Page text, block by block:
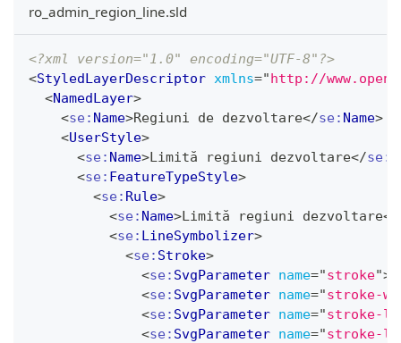
ro_admin_region_line.sld
<?xml version="1.0" encoding="UTF-8"?>
<StyledLayerDescriptor xmlns="http://
<NamedLayer>
<se: Name>Regiuni de dezvoltare</se: Name>
<UserStyle>
<se: Name>Limită regiuni dezvoltare</se:
<se: FeatureTypeStyle>
<se: Rule>
<se: Name>Limită regiuni dezvoltare</
<se: LineSymbolizer>
<se: Stroke>
<se: SvgParameter name="stroke">
<se: SvgParameter name="stroke-
<se: SvgParameter name="stroke-
<se: SvgParameter name="stroke-